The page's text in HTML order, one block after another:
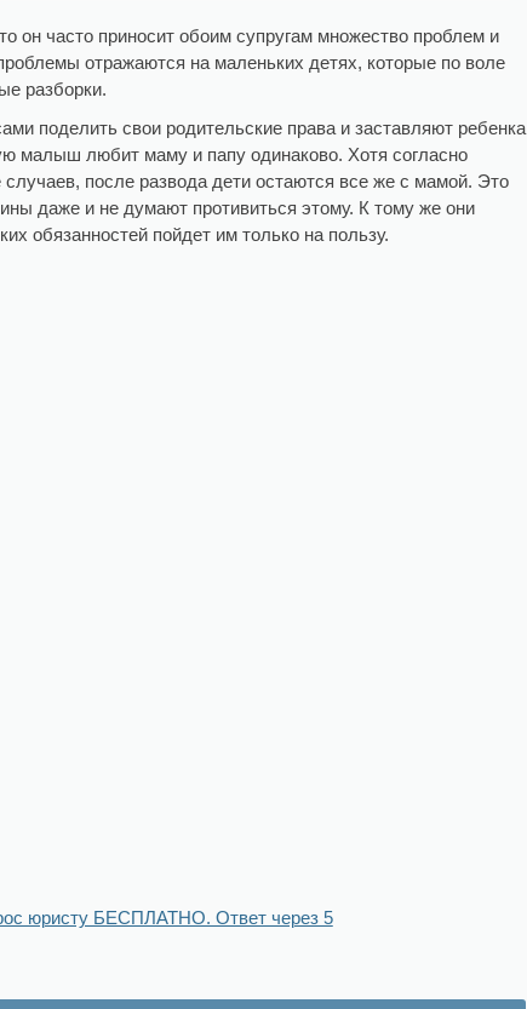
он часто приносит обоим супругам множество проблем и
отражаются на маленьких детях, которые по воле
разборки.
поделить свои родительские права и заставляют ребенка
малыш любит маму и папу одинаково. Хотя согласно
после развода дети остаются все же с мамой. Это
даже и не думают противиться этому. К тому же они
обязанностей пойдет им только на пользу.
юристу БЕСПЛАТНО. Ответ через 5